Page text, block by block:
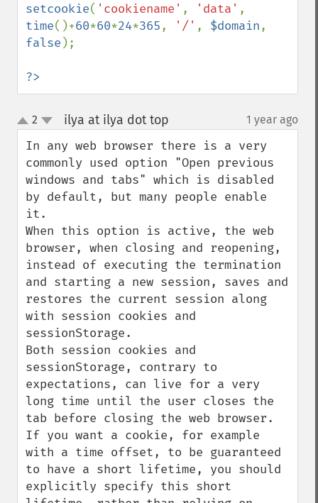
setcookie( 'cookiename' , 'data'
time()+60*60*24*365, '/' , $domain
false );
?>
up
down
2 ilya at ilya dot top 1 year ago
In any web browser there is a very
commonly used option "Open previous
windows and tabs" which is disabled
by default, but many people enable
it.
When this option is active, the web
browser, when closing and reopening,
instead of executing the termination
and starting a new session, saves and
restores the current session along
with session cookies and
sessionStorage.
Both session cookies and
sessionStorage, contrary to
expectations, can live for a very
long time until the user closes the
tab before closing the web browser.
If you want a cookie, for example
with a time offset, to be guaranteed
to have a short lifetime, you should
explicitly specify this short